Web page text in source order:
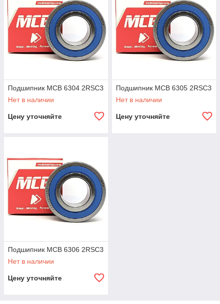
Подшипник MCB 6304 2RSC3
Нет в наличии
Цену уточняйте
Подшипник MCB 6305 2RSC3
Нет в наличии
Цену уточняйте
Подшипник MCB 6306 2RSC3
Нет в наличии
Цену уточняйте